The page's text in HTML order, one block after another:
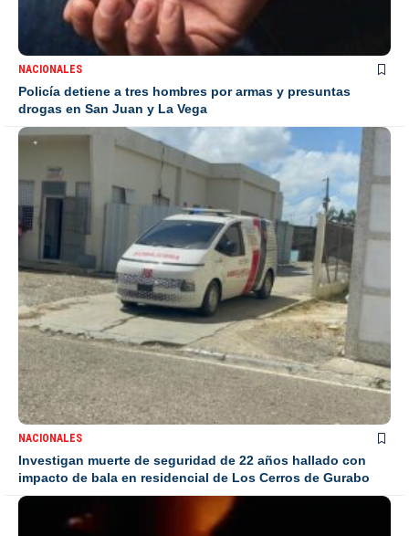
NACIONALES
Policía detiene a tres hombres por armas y presuntas
drogas en San Juan y La Vega
NACIONALES
Investigan muerte de seguridad de 22 años hallado con
impacto de bala en residencial de Los Cerros de Gurabo